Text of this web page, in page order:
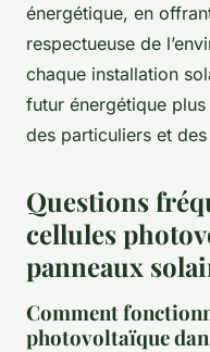
énergétique, en
respectueuse de
chaque installation
futur énergétique
des particuliers et
Questions
cellules
panneaux
Comment
photovoltaïque